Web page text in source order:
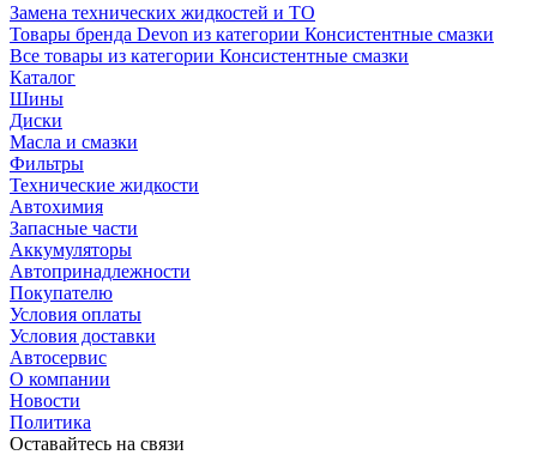
Замена технических жидкостей и ТО
Товары бренда Devon из категории Консистентные смазки
Все товары из категории Консистентные смазки
Каталог
Шины
Диски
Масла и смазки
Фильтры
Технические жидкости
Автохимия
Запасные части
Аккумуляторы
Автопринадлежности
Покупателю
Условия оплаты
Условия доставки
Автосервис
О компании
Новости
Политика
Оставайтесь на связи